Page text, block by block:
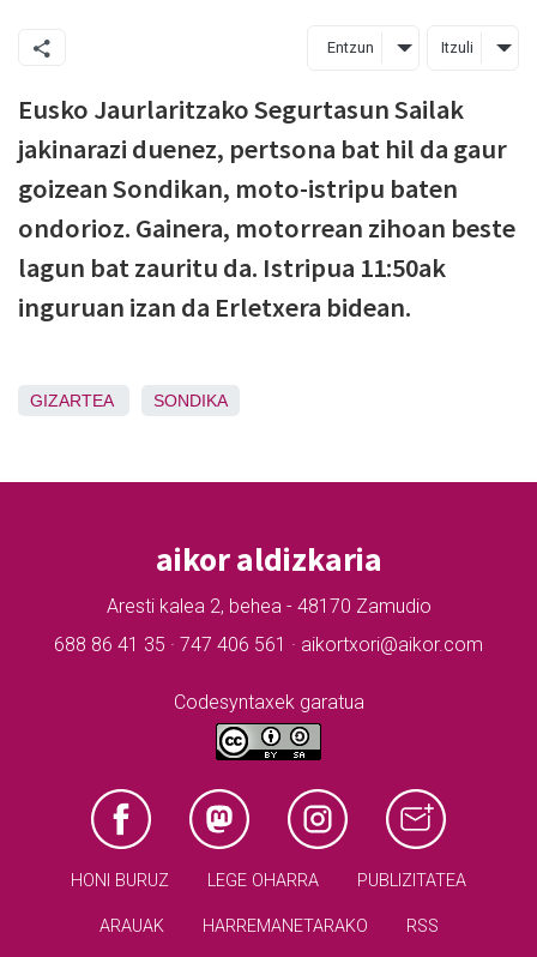
Entzun Itzuli
Eusko Jaurlaritzako Segurtasun Sailak
jakinarazi duenez, pertsona bat hil da gaur
goizean Sondikan, moto-istripu baten
ondorioz. Gainera, motorrean zihoan beste
lagun bat zauritu da. Istripua 11:50ak
inguruan izan da Erletxera bidean.
GIZARTEA SONDIKA
aikor aldizkaria
Aresti kalea 2, behea - 48170 Zamudio
688 86 41 35 · 747 406 561 · aikortxori@aikor.com
Codesyntaxek garatua
HONI BURUZ LEGE OHARRA PUBLIZITATEA
ARAUAK HARREMANETARAKO RSS